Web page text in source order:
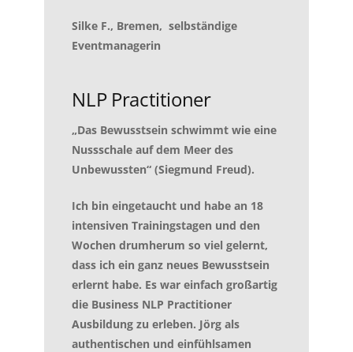
Silke F., Bremen, selbständige
Eventmanagerin
NLP Practitioner
„Das Bewusstsein schwimmt wie eine
Nussschale auf dem Meer des
Unbewussten“ (Siegmund Freud).
Ich bin eingetaucht und habe an 18
intensiven Trainingstagen und den
Wochen drumherum so viel gelernt,
dass ich ein ganz neues Bewusstsein
erlernt habe. Es war einfach großartig
die Business NLP Practitioner
Ausbildung zu erleben. Jörg als
authentischen und einfühlsamen